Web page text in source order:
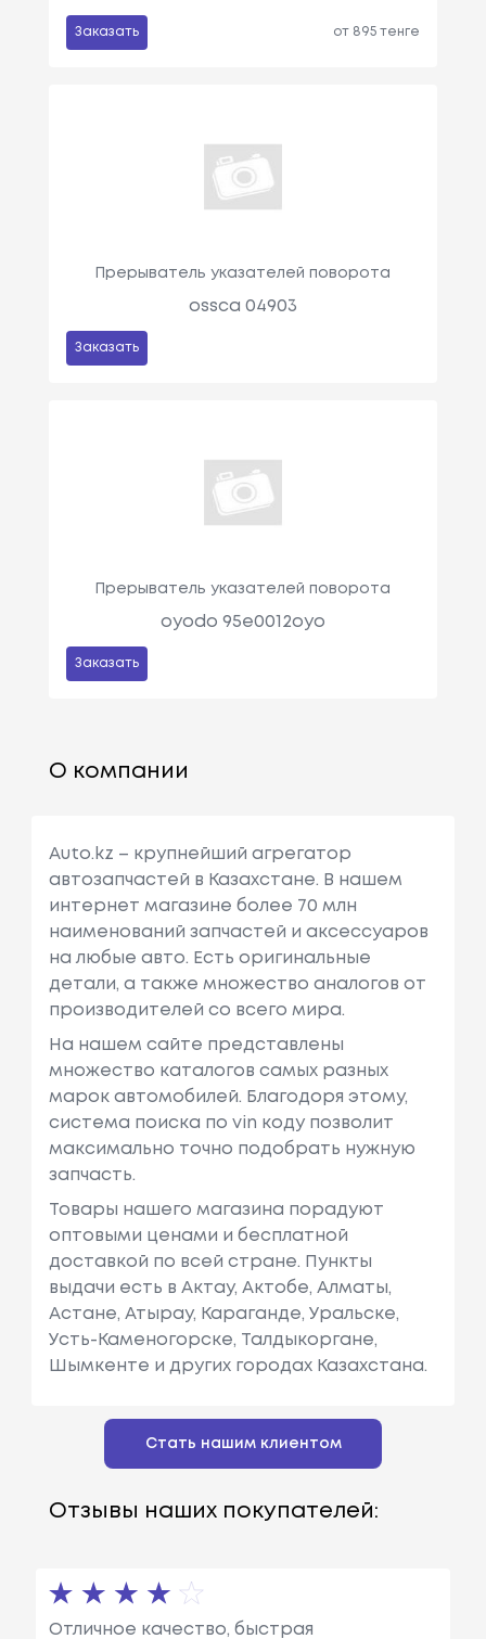
Заказать от 895 тенге
Прерыватель указателей поворота
ossca 04903
Заказать
Прерыватель указателей поворота
oyodo 95e0012oyo
Заказать
О компании
Auto.kz – крупнейший агрегатор
автозапчастей в Казахстане. В нашем
интернет магазине более 70 млн
наименований запчастей и аксессуаров
на любые авто. Есть оригинальные
детали, а также множество аналогов от
производителей со всего мира.
На нашем сайте представлены
множество каталогов самых разных
марок автомобилей. Благодоря этому,
система поиска по vin коду позволит
максимально точно подобрать нужную
запчасть.
Товары нашего магазина порадуют
оптовыми ценами и бесплатной
доставкой по всей стране. Пункты
выдачи есть в Актау, Актобе, Алматы,
Астане, Атырау, Караганде, Уральске,
Усть-Каменогорске, Талдыкоргане,
Шымкенте и других городах Казахстана.
Стать нашим клиентом
Отзывы наших покупателей:
Отличное качество, быстрая